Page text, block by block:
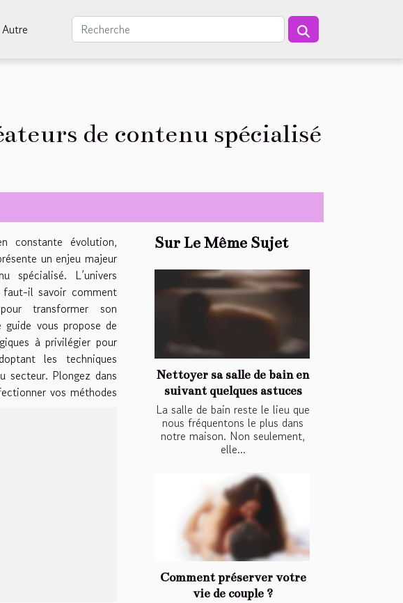
Autre
de contenu spécialisé
constante évolution,
un enjeu majeur
spécialisé. L’univers
faut-il savoir comment
transformer son
guide vous propose de
à privilégier pour
les techniques
secteur. Plongez dans
vos méthodes
Sur Le Même Sujet
Nettoyer sa salle de bain en
suivant quelques astuces
La salle de bain reste le lieu que
nous fréquentons le plus dans
notre maison. Non seulement,
elle...
Comment préserver votre
vie de couple ?